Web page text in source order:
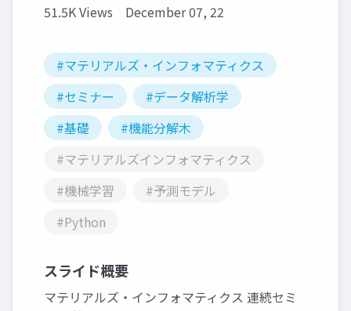
51.5K Views December 07, 22
#マテリアルズ・インフォマティクス
#セミナー
#データ解析学
#基礎
#機能分解木
#マテリアルズインフォマティクス
#機械学習
#予測モデル
#Python
スライド概要
マテリアルズ・インフォマティクス 連続セミ